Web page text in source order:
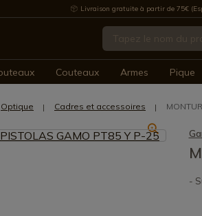
Livraison gratuite à partir de 75€
Couteaux Armes Pique
Optique Cadres et accessoires
-